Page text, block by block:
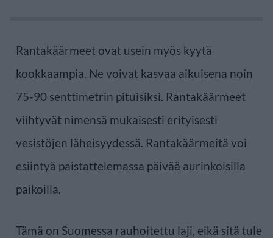
Rantakäärmeet ovat usein myös kyytä
kookkaampia. Ne voivat kasvaa aikuisena noin
75-90 senttimetrin pituisiksi. Rantakäärmeet
viihtyvät nimensä mukaisesti erityisesti
vesistöjen läheisyydessä. Rantakäärmeitä voi
esiintyä paistattelemassa päivää aurinkoisilla
paikoilla.
Tämä on Suomessa rauhoitettu laji, eikä sitä tule